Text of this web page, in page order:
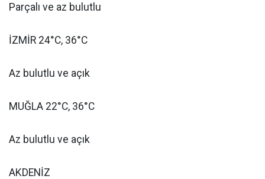
Parçalı ve az bulutlu
İZMİR 24°C, 36°C
Az bulutlu ve açık
MUĞLA 22°C, 36°C
Az bulutlu ve açık
AKDENİZ